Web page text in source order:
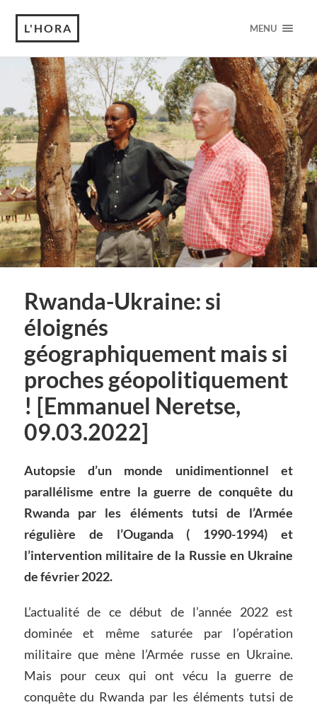
L'HORA MENU
Rwanda-Ukraine: si
éloignés
géographiquement mais si
proches géopolitiquement
! [Emmanuel Neretse,
09.03.2022]
Autopsie d’un monde unidimentionnel et
parallélisme entre la guerre deconquête du
Rwanda par les élémentstutsi de l’Armée
régulière de l’Ouganda ( 1990-1994) et
l’intervention militaire de la Russie en Ukraine
defévrier2022.
L’actualité de ce début de l’année 2022 est
dominée et même saturée par l’opération
militaire que mène l’Armée russe en Ukraine.
Mais pour ceux qui ont vécu la guerre de
conquête du Rwanda par les éléments tutsi de